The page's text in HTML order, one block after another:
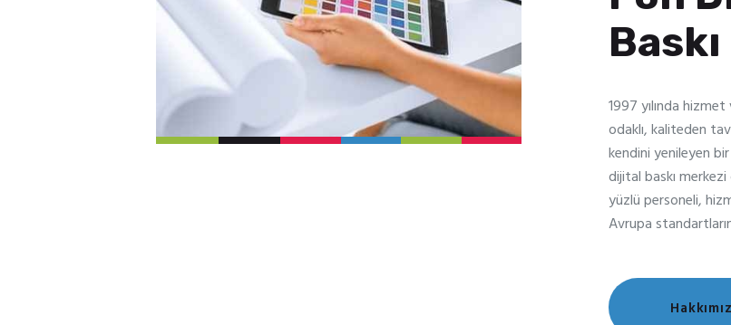
1997 yılında
odaklı, kaliteden
kendini yenileyen
dijital baskı
yüzlü personeli,
Avrupa